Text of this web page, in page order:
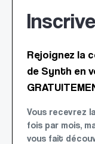
Rejoignez la
de Synth en
Vous recevrez
fois par mois,
vous fait